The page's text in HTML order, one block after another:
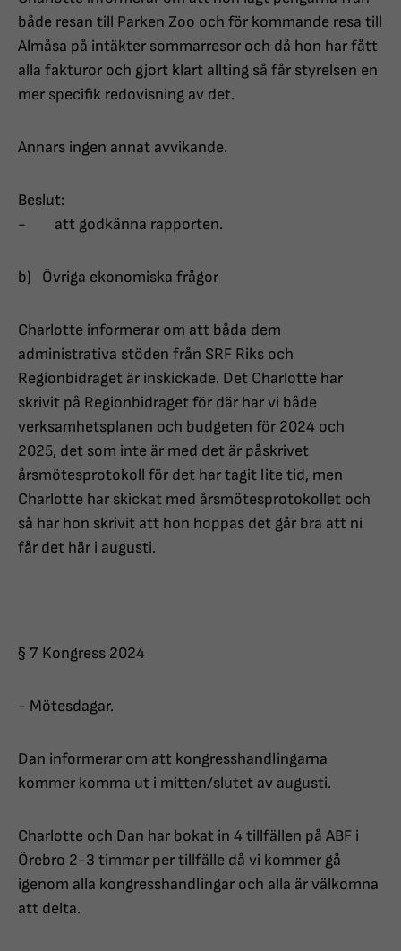
både resan till Parken Zoo och för kommande resa till
Almåsa på intäkter sommarresor och då hon har fått
alla fakturor och gjort klart allting så får styrelsen en
mer specifik redovisning av det.
Annars ingen annat avvikande.
Beslut:
- att godkänna rapporten.
b) Övriga ekonomiska frågor
Charlotte informerar om att båda dem
administrativa stöden från SRF Riks och
Regionbidraget är inskickade. Det Charlotte har
skrivit på Regionbidraget för där har vi både
verksamhetsplanen och budgeten för 2024 och
2025, det som inte är med det är påskrivet
årsmötesprotokoll för det har tagit lite tid, men
Charlotte har skickat med årsmötesprotokollet och
så har hon skrivit att hon hoppas det går bra att ni
får det här i augusti.
§ 7 Kongress 2024
- Mötesdagar.
Dan informerar om att kongresshandlingarna
kommer komma ut i mitten/slutet av augusti.
Charlotte och Dan har bokat in 4 tillfällen på ABF i
Örebro 2-3 timmar per tillfälle då vi kommer gå
igenom alla kongresshandlingar och alla är välkomna
att delta.